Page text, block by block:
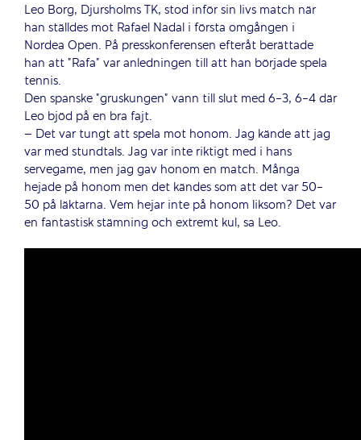
Leo Borg, Djursholms TK, stod inför sin livs match när
han ställdes mot Rafael Nadal i första omgången i
Nordea Open. På presskonferensen efteråt berättade
han att ”Rafa” var anledningen till att han började spela
tennis.
Den spanske ”gruskungen” vann till slut med 6-3, 6-4 där
Leo bjöd på en bra fajt.
– Det var tungt att spela mot honom. Jag kände att jag
var med stundtals. Jag var inte riktigt med i hans
servegame, men jag gav honom en match. Många
hejade på honom men det kändes som att det var 50-
50 på läktarna. Vem hejar inte på honom liksom? Det var
en fantastisk stämning och extremt kul, sa Leo.